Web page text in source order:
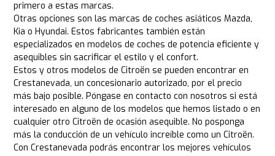
primero a estas marcas.
Otras opciones son las marcas de coches asiáticos Mazda,
Kia o Hyundai. Estos fabricantes también están
especializados en modelos de coches de potencia eficiente y
asequibles sin sacrificar el estilo y el confort.
Estos y otros modelos de Citroën se pueden encontrar en
Crestanevada, un concesionario autorizado, por el precio
más bajo posible. Póngase en contacto con nosotros si está
interesado en alguno de los modelos que hemos listado o en
cualquier otro Citroën de ocasión asequible. No posponga
más la conducción de un vehículo increíble como un Citroën.
Con Crestanevada podrás encontrar los mejores vehículos